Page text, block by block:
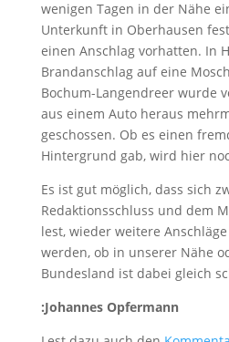
wenigen Tagen in der Nähe
Unterkunft in Oberhausen
einen Anschlag vorhatten. In
Brandanschlag auf eine
Bochum-Langendreer wurde
aus einem Auto heraus
geschossen. Ob es einen
Hintergrund gab, wird hier
Es ist gut möglich, dass sich
Redaktionsschluss und dem
lest, wieder weitere
werden, ob in unserer Nähe
Bundesland ist dabei gleich
:Johannes Opfermann